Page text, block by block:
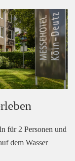
für 2 Personen und
dem Wasser